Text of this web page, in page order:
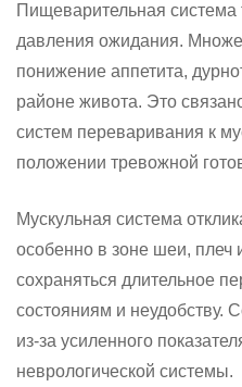
Пищеварительная
давления ожидания.
понижение аппетита,
районе живота. Это
систем переваривания к
положении тревожной
Мускульная система
особенно в зоне шеи, плеч
сохраняться длительное
состояниям и неудобству.
из-за усиленного
неврологической системы.